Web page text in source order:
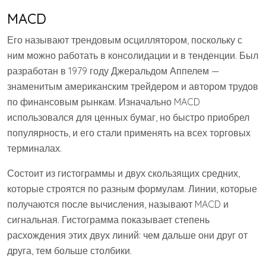
MACD
Его называют трендовым осциллятором, поскольку с
ним можно работать в консолидации и в тенденции. Был
разработан в 1979 году Джеральдом Аппелем —
знаменитым американским трейдером и автором трудов
по финансовым рынкам. Изначально MACD
использовался для ценных бумаг, но быстро приобрел
популярность, и его стали применять на всех торговых
терминалах.
Состоит из гистограммы и двух скользящих средних,
которые строятся по разным формулам. Линии, которые
получаются после вычисления, называют MACD и
сигнальная. Гистограмма показывает степень
расхождения этих двух линий: чем дальше они друг от
друга, тем больше столбики.